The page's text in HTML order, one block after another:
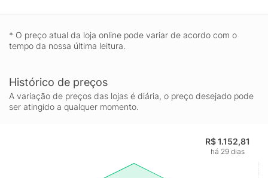
* O preço atual da loja online pode variar de acordo com o
tempo da nossa última leitura.
Histórico de preços
A variação de preços das lojas é diária, o preço desejado pode
ser atingido a qualquer momento.
R$ 1.152,81
há 29 dias